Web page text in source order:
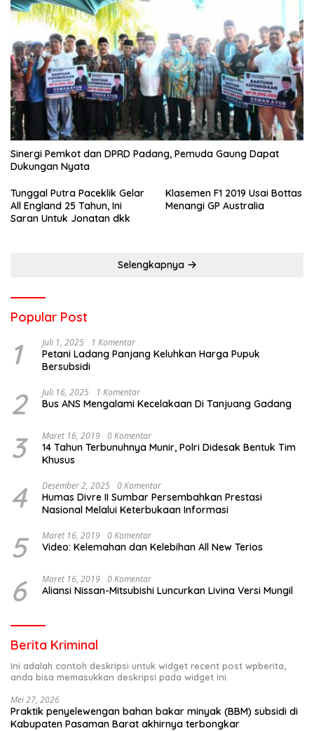
Sinergi Pemkot dan DPRD Padang, Pemuda Gaung Dapat
Dukungan Nyata
Tunggal Putra Paceklik Gelar
All England 25 Tahun, Ini
Saran Untuk Jonatan dkk
Klasemen F1 2019 Usai Bottas
Menangi GP Australia
Selengkapnya
Popular Post
1 Juli 1, 2025 1 Komentar
Petani Ladang Panjang Keluhkan Harga Pupuk
Bersubsidi
2 Juli 16, 2025 1 Komentar
Bus ANS Mengalami Kecelakaan Di Tanjuang Gadang
3 Maret 16, 2019 0 Komentar
14 Tahun Terbunuhnya Munir, Polri Didesak Bentuk Tim
Khusus
4 Desember 2, 2025 0 Komentar
Humas Divre II Sumbar Persembahkan Prestasi
Nasional Melalui Keterbukaan Informasi
5 Maret 16, 2019 0 Komentar
Video: Kelemahan dan Kelebihan All New Terios
6 Maret 16, 2019 0 Komentar
Aliansi Nissan-Mitsubishi Luncurkan Livina Versi Mungil
Berita Kriminal
Ini adalah contoh deskripsi untuk widget recent post wpberita,
anda bisa memasukkan deskripsi pada widget ini.
Mei 27, 2026
Praktik penyelewengan bahan bakar minyak (BBM) subsidi di
Kabupaten Pasaman Barat akhirnya terbongkar